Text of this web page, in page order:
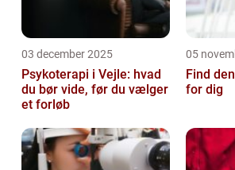
03 december 2025
Psykoterapi i Vejle: hvad
du bør vide, før du vælger
et forløb
05
Find
for dig